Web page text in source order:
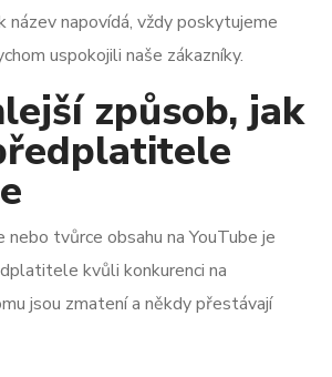
název napovídá, vždy poskytujeme
uspokojili naše zákazníky.
způsob, jak
nebo tvůrce obsahu na YouTube je
kvůli konkurenci na
jsou zmatení a někdy přestávají